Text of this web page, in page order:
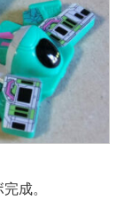
成。